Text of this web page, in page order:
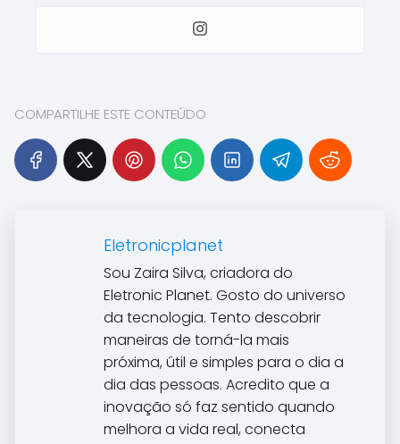
COMPARTILHE ESTE CONTEÚDO
Eletronicplanet
Sou Zaira Silva, criadora do
Eletronic Planet. Gosto do universo
da tecnologia. Tento descobrir
maneiras de torná-la mais
próxima, útil e simples para o dia a
dia das pessoas. Acredito que a
inovação só faz sentido quando
melhora a vida real, conecta